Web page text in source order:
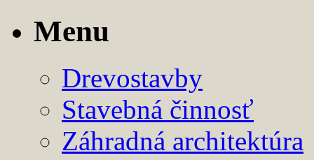
Menu
Drevostavby
Stavebná činnosť
Záhradná architektúra